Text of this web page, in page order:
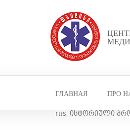
ГЛАВНАЯ ПРО
rus_ისტორიული